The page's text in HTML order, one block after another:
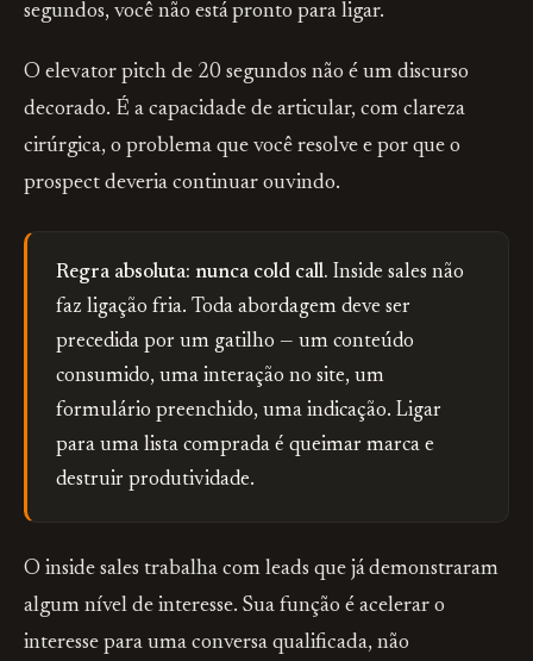
segundos, você não está pronto para ligar.
O elevator pitch de 20 segundos não é um discurso
decorado. É a capacidade de articular, com clareza
cirúrgica, o problema que você resolve e por que o
prospect deveria continuar ouvindo.
Regra absoluta: nunca cold call. Inside sales não
faz ligação fria. Toda abordagem deve ser
precedida por um gatilho — um conteúdo
consumido, uma interação no site, um
formulário preenchido, uma indicação. Ligar
para uma lista comprada é queimar marca e
destruir produtividade.
O inside sales trabalha com leads que já demonstraram
algum nível de interesse. Sua função é acelerar o
interesse para uma conversa qualificada, não